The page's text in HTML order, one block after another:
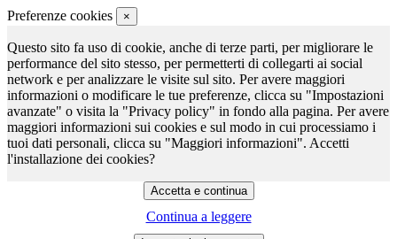
Preferenze cookies ×
Questo sito fa uso di cookie, anche di terze parti, per migliorare le
performance del sito stesso, per permetterti di collegarti ai social
network e per analizzare le visite sul sito. Per avere maggiori
informazioni o modificare le tue preferenze, clicca su "Impostazioni
avanzate" o visita la "Privacy policy" in fondo alla pagina. Per avere
maggiori informazioni sui cookies e sul modo in cui processiamo i
tuoi dati personali, clicca su "Maggiori informazioni". Accetti
l'installazione dei cookies?
Continua a leggere